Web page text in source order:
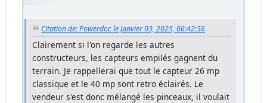
Citation de: Powerdoc le Janvier 03, 2025, 06:42:56
Clairement si l'on regarde les autres
constructeurs, les capteurs empilés gagnent du
terrain. Je rappellerai que tout le capteur 26 mp
classique et le 40 mp sont retro éclairés. Le
vendeur s'est donc mélangé les pinceaux, il voulait